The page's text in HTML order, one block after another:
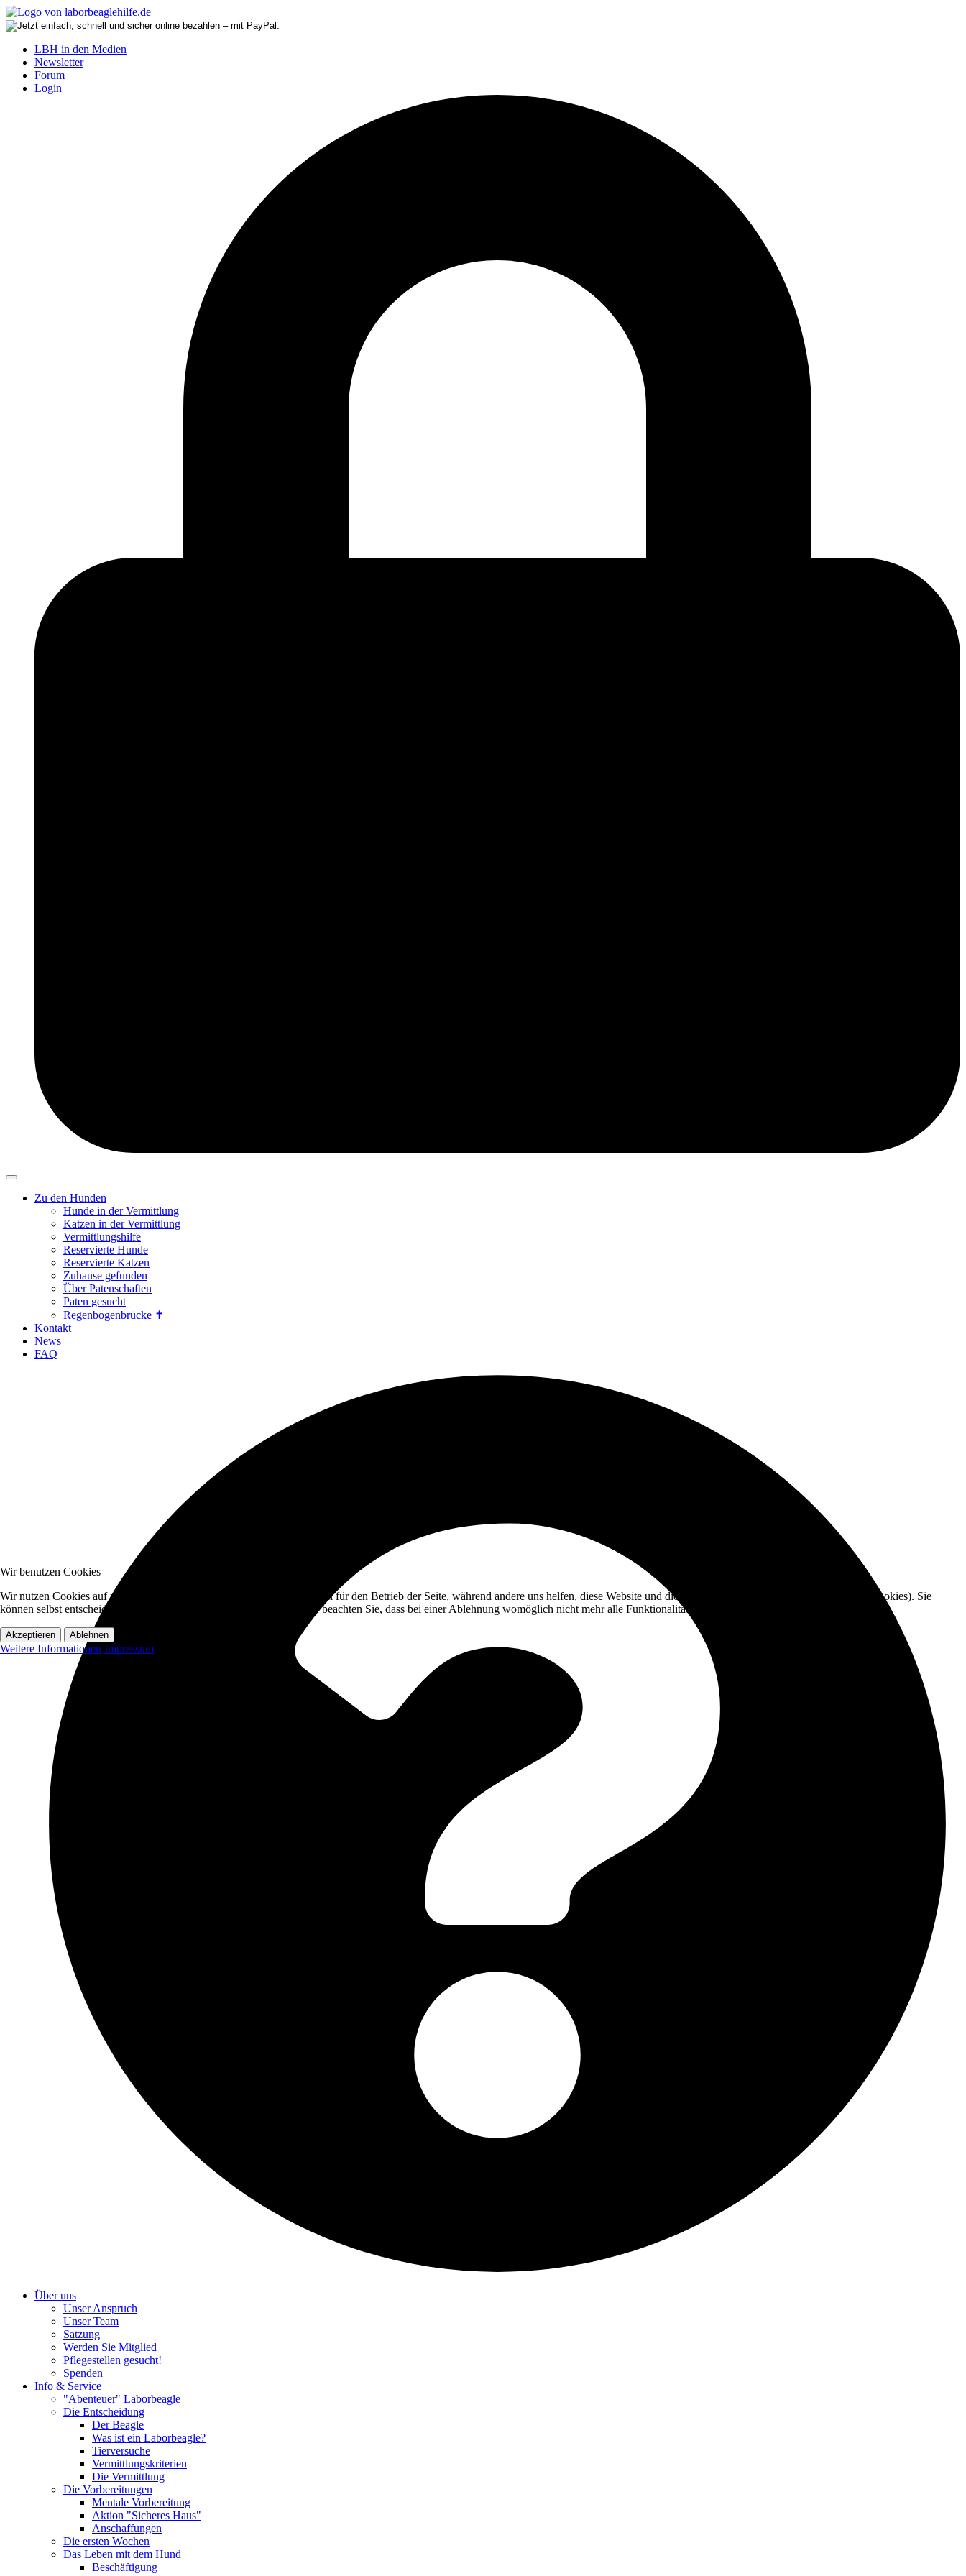
LBH in den Medien
Newsletter
Forum
Login
Zu den Hunden
Hunde in der Vermittlung
Katzen in der Vermittlung
Vermittlungshilfe
Reservierte Hunde
Reservierte Katzen
Zuhause gefunden
Über Patenschaften
Paten gesucht
Regenbogenbrücke ✝
Kontakt
News
FAQ
Über uns
Unser Anspruch
Unser Team
Satzung
Werden Sie Mitglied
Pflegestellen gesucht!
Spenden
Info & Service
"Abenteuer" Laborbeagle
Die Entscheidung
Der Beagle
Was ist ein Laborbeagle?
Tierversuche
Vermittlungskriterien
Die Vermittlung
Die Vorbereitungen
Mentale Vorbereitung
Aktion "Sicheres Haus"
Anschaffungen
Die ersten Wochen
Das Leben mit dem Hund
Beschäftigung
Wir benutzen Cookies
Wir nutzen Cookies auf unserer Website. Einige von ihnen sind essenziell für den Betrieb der Seite, während andere uns helfen, diese Website und die Nutzererfahrung zu verbessern (Tracking Cookies). Sie
können selbst entscheiden, ob Sie die Cookies zulassen möchten. Bitte beachten Sie, dass bei einer Ablehnung womöglich nicht mehr alle Funktionalitäten der Seite zur Verfügung stehen.
Akzeptieren Ablehnen
Weitere Informationen Impressum